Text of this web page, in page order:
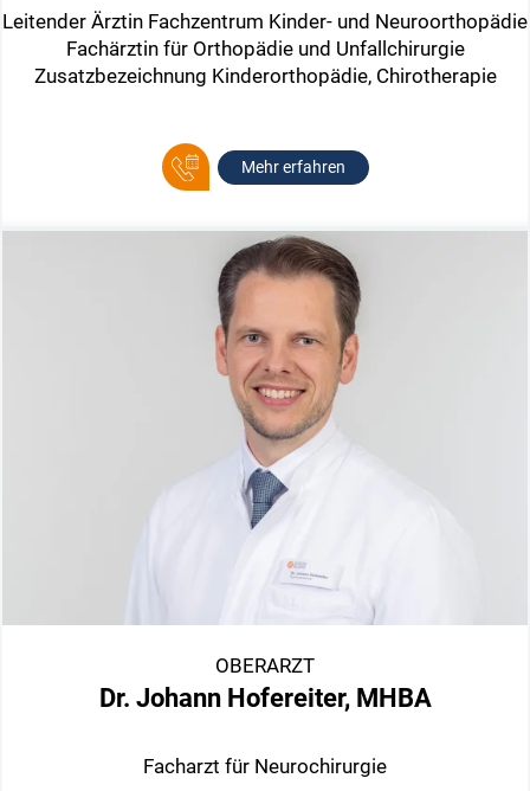
Leitender Ärztin Fachzentrum Kinder- und Neuroorthopädie
Fachärztin für Orthopädie und Unfallchirurgie
Zusatzbezeichnung Kinderorthopädie, Chirotherapie
Mehr erfahren
OBERARZT
Dr. Johann Hofereiter, MHBA
Facharzt für Neurochirurgie